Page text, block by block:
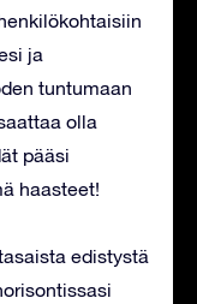
ja
tuntumaan
olla
pääsi
haasteet!
edistystä